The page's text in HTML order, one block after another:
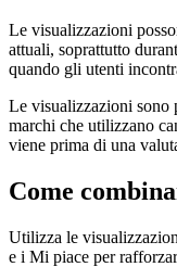
Le visualizzazioni
attuali, soprattutto
quando gli utenti
Le visualizzazioni sono
marchi che utilizzano
viene prima di una
Come
Utilizza le
e i Mi piace per